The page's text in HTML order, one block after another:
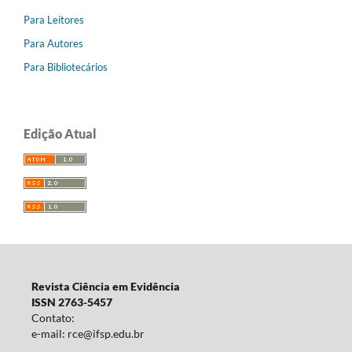
Para Leitores
Para Autores
Para Bibliotecários
Edição Atual
Revista Ciência em Evidência
ISSN 2763-5457
Contato:
e-mail: rce@ifsp.edu.br